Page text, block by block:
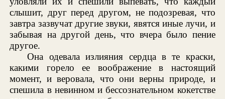
слышит, друг перед другом, не подозревая, что
завтра зазвучат другие звуки, явятся иные лучи, и
забывая на другой день, что вчера было пение
другое.
Она одевала излияния сердца в те краски,
какими горело ее воображение в настоящий
момент, и веровала, что они верны природе, и
спешила в невинном и бессознательном кокетстве